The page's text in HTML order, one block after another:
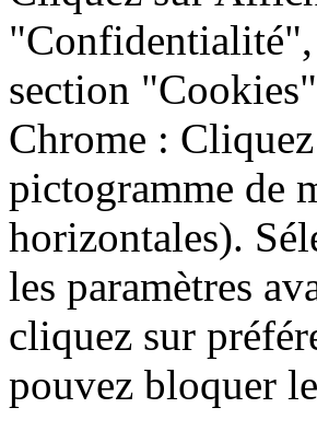
"Confidentialité",
section
Chrome :
pictogramme de
horizontales).
les paramètres
cliquez sur
pouvez bloquer